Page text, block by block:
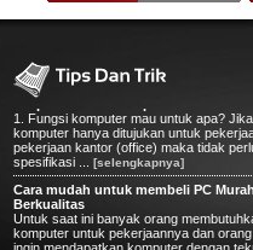
mereka berniat untuk mengganti layar
dipakai di iPhone dengan panel materi
5 Tips Membeli Komputer Rakitan
1. Fungsi komputer mau untuk apa? Jika
komputer hanya ditujukan untuk
pekerjaan kantor (office) maka tidak
spesifikasi ...[selengkapnya]
Cara mudah untuk membeli PC
Berkualitas
Untuk saat ini banyak orang
komputer untuk pekerjaannya dan
ingin mendapatkan komputer dengan
terbaru dengan ...[selengkapnya]